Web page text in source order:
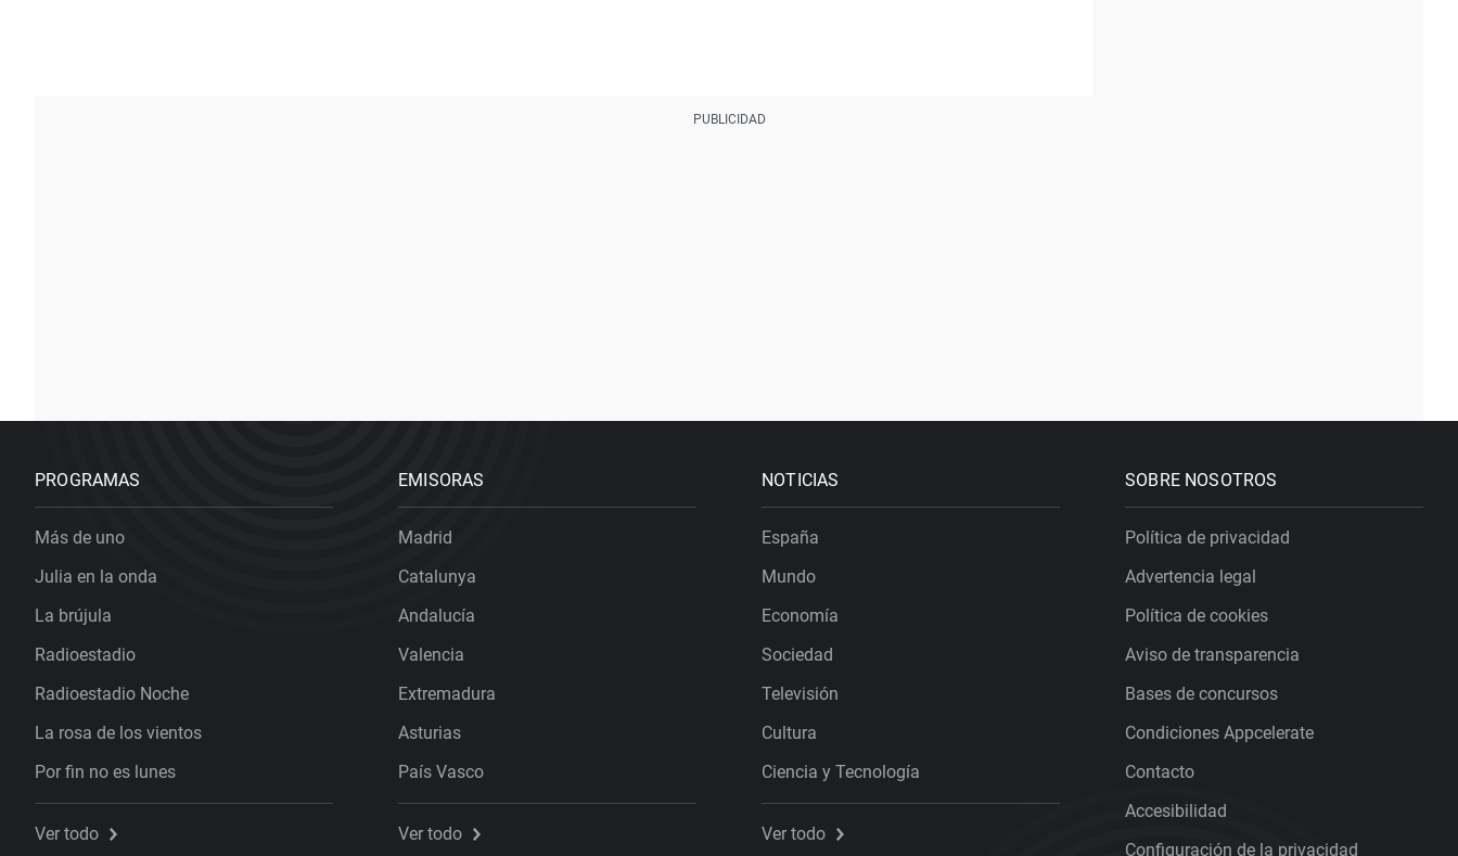
PROGRAMAS
Más de uno
Julia en la onda
La brújula
Radioestadio
Radioestadio Noche
La rosa de los vientos
Por fin no es lunes
Ver todo
EMISORAS
Madrid
Catalunya
Andalucía
Valencia
Extremadura
Asturias
País Vasco
Ver todo
NOTICIAS
España
Mundo
Economía
Sociedad
Televisión
Cultura
Ciencia y Tecnología
Ver todo
SOBRE NOSOTROS
Política de privacidad
Advertencia legal
Política de cookies
Aviso de transparencia
Bases de concursos
Condiciones Appcelerate
Contacto
Accesibilidad
Configuración de la privacidad